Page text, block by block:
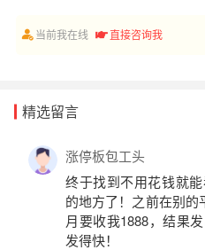
当前我在线 直接咨询我
精选留言
涨停板包工头
终于找到不用花钱就
的地方了！之前在别的
月要收我1888，结果
发得快！